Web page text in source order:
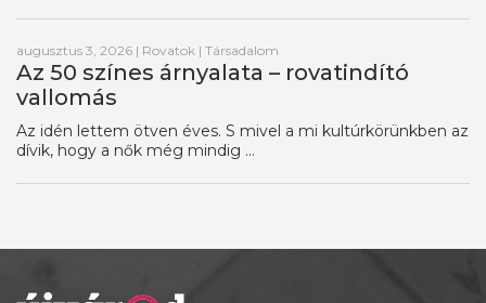
augusztus 3, 2026 | Rovatok | Társadalom
Az 50 színes árnyalata – rovatindító
vallomás
Az idén lettem ötven éves. S mivel a mi kultúrkörünkben az
dívik, hogy a nők még mindig ...